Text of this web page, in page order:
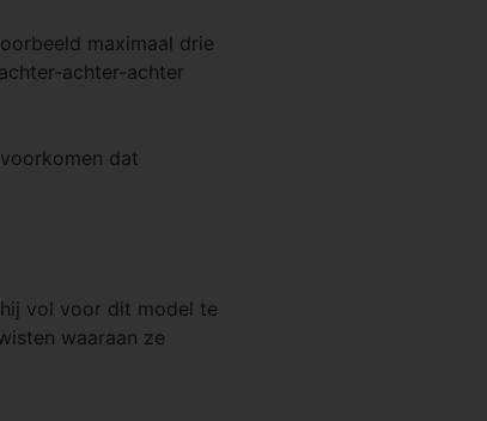
maximaal drie
achter-achter
dat
vol voor dit model te
waaraan ze